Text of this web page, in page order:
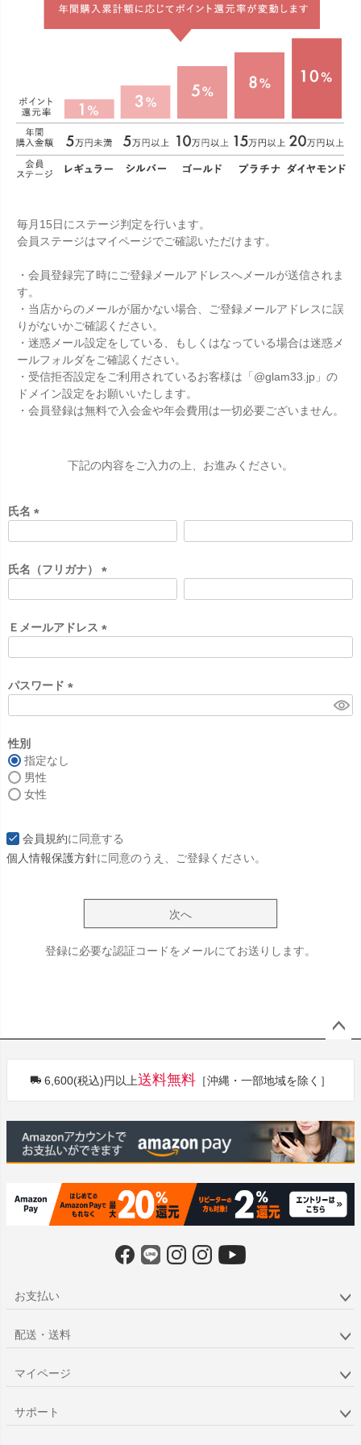
毎月15日にステージ判定を行います。
会員ステージはマイページでご確認いただけます。
・会員登録完了時にご登録メールアドレスへメールが送信されま
す。
・当店からのメールが届かない場合、ご登録メールアドレスに誤
りがないかご確認ください。
・迷惑メール設定をしている、もしくはなっている場合は迷惑メ
ールフォルダをご確認ください。
・受信拒否設定をご利用されているお客様は「@glam33.jp」の
ドメイン設定をお願いいたします。
・会員登録は無料で入会金や年会費用は一切必要ございません。
下記の内容をご入力の上、お進みください。
氏名
須
)
氏名（フリガナ）
須
)
Ｅメールアドレス
)
パスワード
性別
指定なし
男性
女性
会員規約に同意する
個人情報保護方針に同意のうえ、ご登録ください。
次へ
登録に必要な認証コードをメールにてお送りします。
へ
6,600(税込)円以上送料無料 ［沖縄・一部地域を除く］
お支払い
配送・送料
マイページ
サポート